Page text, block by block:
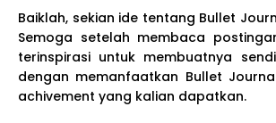
Baiklah, sekian ide tentang Bullet
Semoga setelah membaca
terinspirasi untuk membuatnya
dengan memanfaatkan Bullet
achivement yang kalian dapatkan.